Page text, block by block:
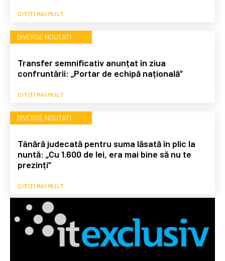
CITIȚI MAI MULT
DIVERSE NOUTATI
Transfer semnificativ anunțat în ziua
confruntării: „Portar de echipă națională”
CITIȚI MAI MULT
DIVERSE NOUTATI
Tânără judecată pentru suma lăsată în plic la
nuntă: „Cu 1.600 de lei, era mai bine să nu te
prezinți”
CITIȚI MAI MULT